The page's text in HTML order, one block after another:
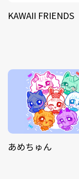
KAWAII FRIENDS
あめちゅん